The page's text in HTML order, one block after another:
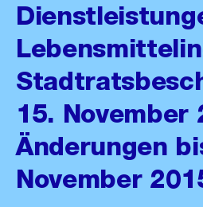
15. November
Änderungen
November